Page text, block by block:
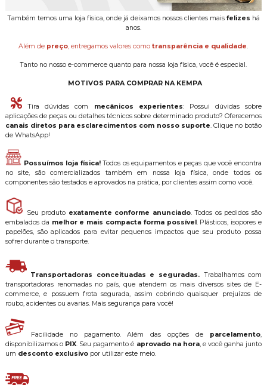
Também temos uma loja física, onde já deixamos nossos clientes mais felizes há
anos.
Além de preço, entregamos valores comotransparência e qualidade.
Tanto no nosso e-commerce quanto para nossa loja física, você é especial.
MOTIVOS PARA COMPRAR NA KEMPA
Tira dúvidas com mecânicos experientes: Possui dúvidas sobre
aplicações de peças ou detalhes técnicos sobre determinado produto? Oferecemos
canais diretos para esclarecimentos com nosso suporte. Clique no botão
de WhatsApp!
Possuímos loja física!Todos os equipamentos e peças que você encontra
no site, são comercializados também em nossa loja física, onde todos os
componentes são testados e aprovados na prática, por clientes assim como você.
Seu produto exatamente conforme anunciado. Todos os pedidos são
embalados da melhor e mais compacta forma possível . Plásticos, isopores e
papelões, são aplicados para evitar pequenos impactos que seu produto possa
sofrer durante o transporte.
Transportadoras conceituadas e seguradas. Trabalhamos com
transportadoras renomadas no país, que atendem os mais diversos sites de E-
commerce, e possuem frota segurada, assim cobrindo quaisquer prejuízos de
roubo, acidentes ou avarias. Mais segurança para você!
Facilidade no pagamento. Além das opções de parcelamento,
disponibilizamos o PIX. Seu pagamento é aprovado na hora, e você ganha junto
um desconto exclusivopor utilizar este meio.